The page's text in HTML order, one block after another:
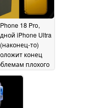
18 Pro,
iPhone Ultra
(наконец-то)
конец
плохого
приема для
говорится в
утечке